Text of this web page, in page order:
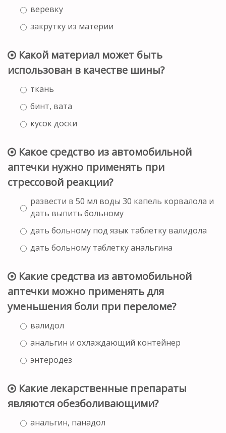
веревку
закрутку из материи
Какой материал может быть
использован в качестве шины?
ткань
бинт, вата
кусок доски
Какое средство из автомобильной
аптечки нужно применять при
стрессовой реакции?
развести в 50 мл воды 30 капель корвалола и
дать выпить больному
дать больному под язык таблетку валидола
дать больному таблетку анальгина
Какие средства из автомобильной
аптечки можно применять для
уменьшения боли при переломе?
валидол
анальгин и охлаждающий контейнер
энтеродез
Какие лекарственные препараты
являются обезболивающими?
анальгин, панадол